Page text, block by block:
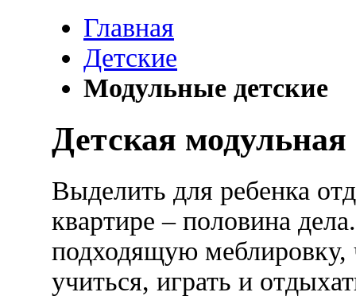
Главная
Детские
Модульные детские
Детская модульная
Выделить для ребенка
квартире – половина
подходящую
учиться, играть и